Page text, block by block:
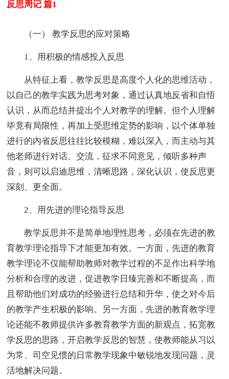
反思周记 篇1
（一） 教学反思的应对策略
1、用积极的情感投入反思
从特征上看，教学反思是高度个人化的思维活动，
以自己的教学实践为思考对象，通过认真地反省和自悟
认识，从而总结并提出个人对教学的理解。但个人理解
毕竟有局限性，再加上受思维定势的影响，以个体单独
进行的内省反思往往比较模糊，难以深入，而主动与其
他老师进行对话、交流，征求不同意见，倾听多种声
音，则可以启迪思维，清晰思路，深化认识，使反思更
深刻、更全面。
2、用先进的理论指导反思
教学反思并不是简单地理性思考，必须在先进的教
育教学理论指导下才能更加有效。一方面，先进的教育
教学理论不仅能帮助教师对教学过程的不足作出科学地
分析和合理的改进，促进教学日臻完善和不断提高，而
且帮助他们对成功的经验进行总结和升华，使之对今后
的教学产生积极的影响。另一方面，先进的教育教学理
论还能不教师提供许多教育教学方面的新观点，拓宽教
学反思的思路，开启教学反思的智慧，使教师能从习以
为常、司空见惯的日常教学现象中敏锐地发现问题，灵
活地解决问题。